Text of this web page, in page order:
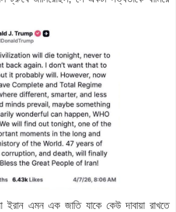
ইরান এমন এক জাতি যাকে কেউ দাবায়া রাখতে